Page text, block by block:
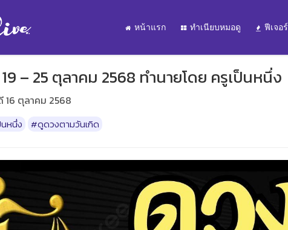
หน้าแรก ทำเนียบหมอดู ฟีเจอร์
– 25 ตุลาคม 2568 ทำนายโดย ครูเป็นหนึ่ง
ตุลาคม 2568
หนึ่ง #ดูดวงตามวันเกิด